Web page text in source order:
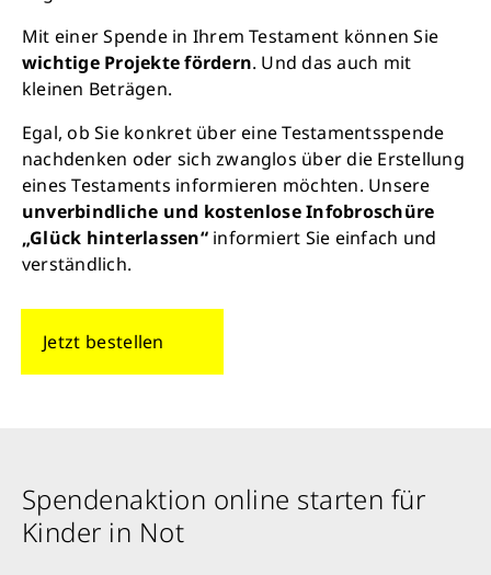
Mit einer Spende in Ihrem Testament können Sie
wichtige Projekte fördern. Und das auch mit
kleinen Beträgen.
Egal, ob Sie konkret über eine Testamentsspende
nachdenken oder sich zwanglos über die Erstellung
eines Testaments informieren möchten. Unsere
unverbindliche und kostenlose Infobroschüre
„Glück hinterlassen“informiert Sie einfach und
verständlich.
Jetzt bestellen
Spendenaktion online starten für
Kinder in Not